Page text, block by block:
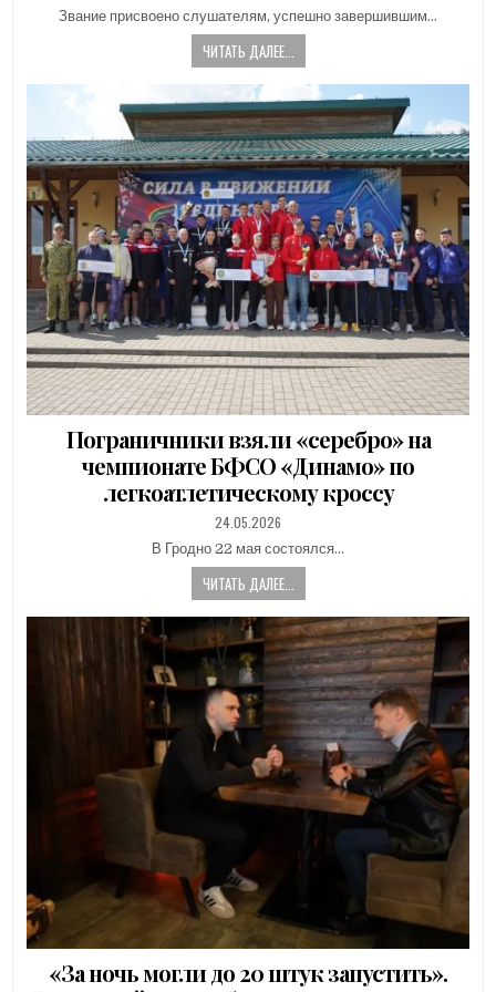
Звание присвоено слушателям, успешно завершившим…
ЧИТАТЬ ДАЛЕЕ...
Пограничники взяли «серебро» на
чемпионате БФСО «Динамо» по
легкоатлетическому кроссу
PUBLISHED
DATE:
24.05.2026
В Гродно 22 мая состоялся…
ЧИТАТЬ ДАЛЕЕ...
«За ночь могли до 20 штук запустить».